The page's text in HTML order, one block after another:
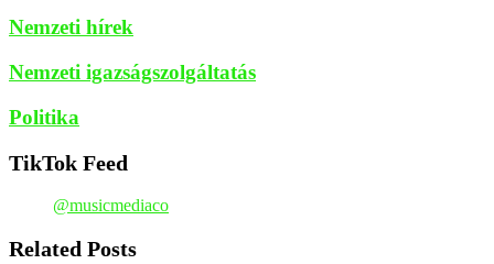
Nemzeti hírek
Nemzeti igazságszolgáltatás
Politika
TikTok Feed
@musicmediaco
Related Posts